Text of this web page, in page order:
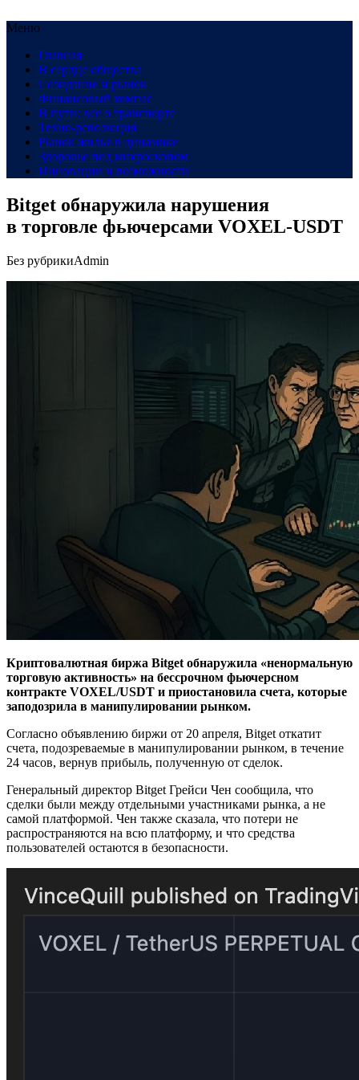
Меню
Главная
В сердце общества
Созидание и рынок
Финансовый компас
В пути: все о транспорте
Техно-революция
Рынок жилья в динамике
Здоровье под микроскопом
Инновации и возможности
Bitget обнаружила нарушения
в торговле фьючерсами VOXEL-USDT
Без рубрикиAdmin
Криптовалютная биржа Bitget обнаружила «ненормальную
торговую активность» на бессрочном фьючерсном
контракте VOXEL/USDT и приостановила счета, которые
заподозрила в манипулировании рынком.
Согласно объявлению биржи от 20 апреля, Bitget откатит
счета, подозреваемые в манипулировании рынком, в течение
24 часов, вернув прибыль, полученную от сделок.
Генеральный директор Bitget Грейси Чен сообщила, что
сделки были между отдельными участниками рынка, а не
самой платформой. Чен также сказала, что потери не
распространяются на всю платформу, и что средства
пользователей остаются в безопасности.